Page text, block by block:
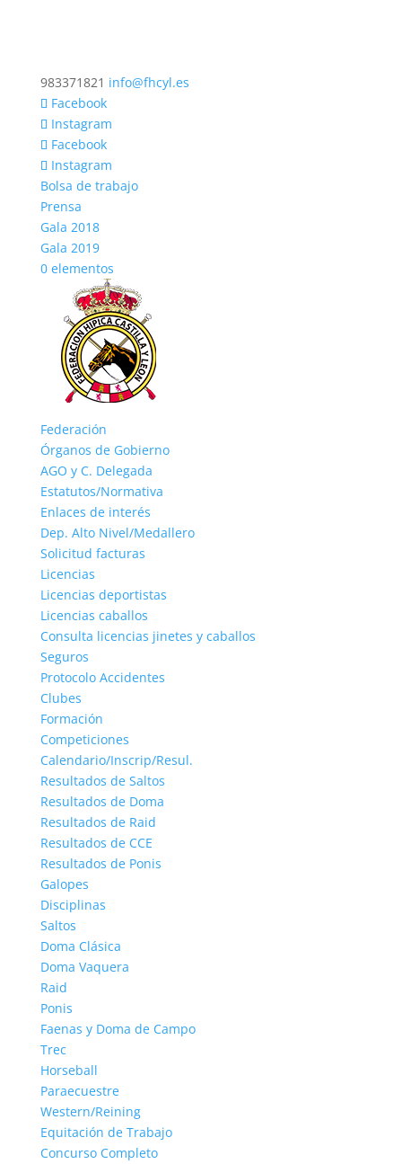
983371821 info@fhcyl.es
Facebook
Instagram
Facebook
Instagram
Bolsa de trabajo
Prensa
Gala 2018
Gala 2019
0 elementos
Federación
Órganos de Gobierno
AGO y C. Delegada
Estatutos/Normativa
Enlaces de interés
Dep. Alto Nivel/Medallero
Solicitud facturas
Licencias
Licencias deportistas
Licencias caballos
Consulta licencias jinetes y caballos
Seguros
Protocolo Accidentes
Clubes
Formación
Competiciones
Calendario/Inscrip/Resul.
Resultados de Saltos
Resultados de Doma
Resultados de Raid
Resultados de CCE
Resultados de Ponis
Galopes
Disciplinas
Saltos
Doma Clásica
Doma Vaquera
Raid
Ponis
Faenas y Doma de Campo
Trec
Horseball
Paraecuestre
Western/Reining
Equitación de Trabajo
Concurso Completo